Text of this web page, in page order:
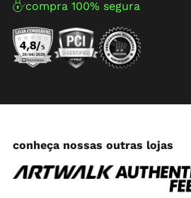
compra 100% segura
conheça nossas outras lojas